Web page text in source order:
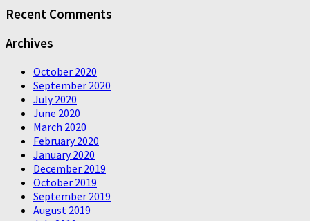
Recent Comments
Archives
October 2020
September 2020
July 2020
June 2020
March 2020
February 2020
January 2020
December 2019
October 2019
September 2019
August 2019